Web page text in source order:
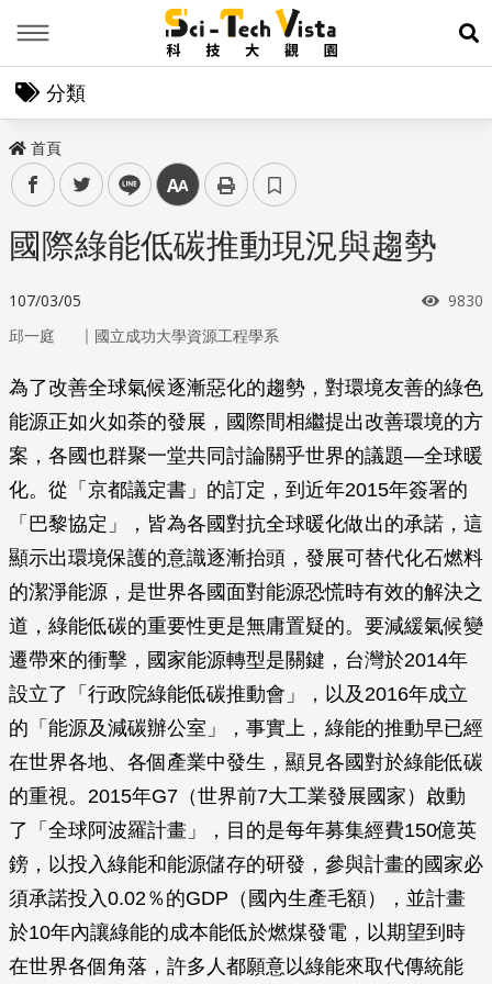
展
分類
首頁
facebooktwitter line 中
國際綠能低碳推動現況與趨勢
107/03/05 瀏覽
9830
邱一庭 ｜ 國立成功大學資源工程學系
為了改善全球氣候逐漸惡化的趨勢，對環境友善的綠色
能源正如火如荼的發展，國際間相繼提出改善環境的方
案，各國也群聚一堂共同討論關乎世界的議題—全球暖
化。從「京都議定書」的訂定，到近年2015年簽署的
「巴黎協定」，皆為各國對抗全球暖化做出的承諾，這
顯示出環境保護的意識逐漸抬頭，發展可替代化石燃料
的潔淨能源，是世界各國面對能源恐慌時有效的解決之
道，綠能低碳的重要性更是無庸置疑的。要減緩氣候變
遷帶來的衝擊，國家能源轉型是關鍵，台灣於2014年
設立了「行政院綠能低碳推動會」，以及2016年成立
的「能源及減碳辦公室」，事實上，綠能的推動早已經
在世界各地、各個產業中發生，顯見各國對於綠能低碳
的重視。2015年G7（世界前7大工業發展國家）啟動
了「全球阿波羅計畫」，目的是每年募集經費150億英
鎊，以投入綠能和能源儲存的研發，參與計畫的國家必
須承諾投入0.02％的GDP（國內生產毛額），並計畫
於10年內讓綠能的成本能低於燃煤發電，以期望到時
在世界各個角落，許多人都願意以綠能來取代傳統能